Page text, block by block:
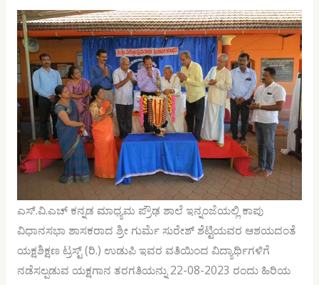
ಎಸ್.ವಿ.ಎಚ್ ಕನ್ನಡ ಮಾಧ್ಯಮ ಪ್ರೌಢ ಶಾಲೆ ಇನ್ನಂಜೆಯಲ್ಲಿ ಕಾಪು
ವಿಧಾನಸಭಾ ಶಾಸಕರಾದ ಶ್ರೀ ಗುರ್ಮೆ ಸುರೇಶ್ ಶೆಟ್ಟಿಯವರ ಆಶಯದಂತೆ
ಯಕ್ಷಶಿಕ್ಷಣ ಟ್ರಸ್ಟ್ (ರಿ.) ಉಡುಪಿ ಇವರ ವತಿಯಿಂದ ವಿದ್ಯಾರ್ಥಿಗಳಿಗೆ
ನಡೆಸಲ್ಪಡುವ ಯಕ್ಷಗಾನ ತರಗತಿಯನ್ನು 22-08-2023 ರಂದು ಹಿರಿಯ